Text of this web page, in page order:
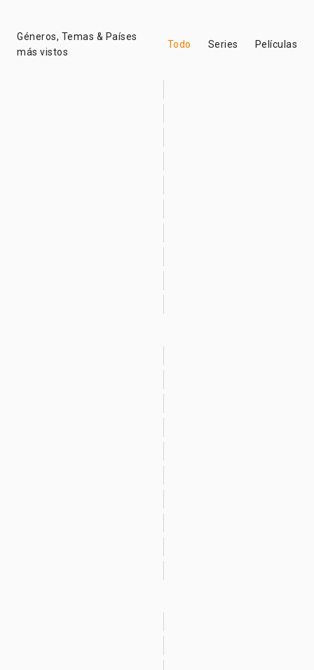
Géneros, Temas & Países
más vistos
Todo Series Películas